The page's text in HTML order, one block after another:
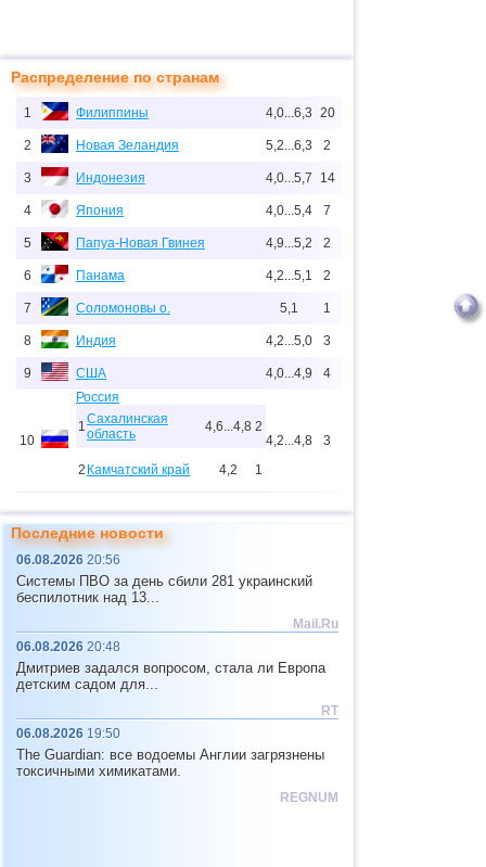
Распределение по странам
1 Филиппины 4,0...6,3 20
2 Новая Зеландия 5,2...6,3 2
3 Индонезия 4,0...5,7 14
4 Япония 4,0...5,4 7
5 Папуа-Новая Гвинея 4,9...5,2 2
6 Панама 4,2...5,1 2
7 Соломоновы о. 5,1 1
8 Индия 4,2...5,0 3
9 США 4,0...4,9 4
10
Россия
1Сахалинская
область
4,6...4,8 2
2 Камчатский край 4,2 1
4,2...4,8 3
12 Фиджи
13 Тонга
14
Юж. Джорджия и Сандвичевы
15 Мексика
16 Гондурас 4,4 1
3
18 Гватемала
19 Колумбия
4,2 1
Последние новости
06.08.2026 20:56
Системы ПВО за день сбили 281 украинский
беспилотник над 13...
Mail.Ru
06.08.2026 20:48
Дмитриев задался вопросом, стала ли Европа
детским садом для...
RT
06.08.2026 19:50
The Guardian: все водоемы Англии загрязнены
токсичными химикатами.
REGNUM